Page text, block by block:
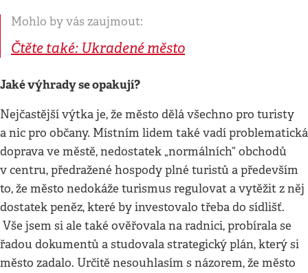
Mohlo by vás zaujmout:
Čtěte také: Ukradené město
Jaké výhrady se opakují?
Nejčastější výtka je, že město dělá všechno pro turisty
a nic pro občany. Místním lidem také vadí problematická
doprava ve městě, nedostatek „normálních“ obchodů
v centru, předražené hospody plné turistů a především
to, že město nedokáže turismus regulovat a vytěžit z něj
dostatek peněz, které by investovalo třeba do sídlišť.
Vše jsem si ale také ověřovala na radnici, probírala se
řadou dokumentů a studovala strategický plán, který si
město zadalo. Určitě nesouhlasím s názorem, že město